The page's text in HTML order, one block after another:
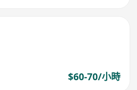
$60-70/小時